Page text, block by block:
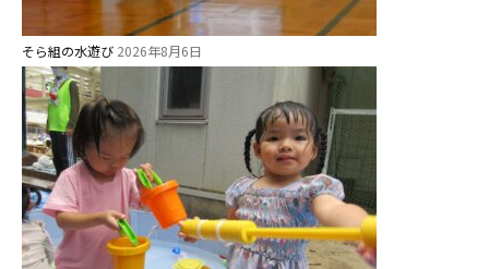
そら組の水遊び 2026年8月6日
学校法⼈諏訪森学園 諏訪森幼稚
園
⼤阪府私⽴幼稚園連盟
社会福祉法人野田福祉会